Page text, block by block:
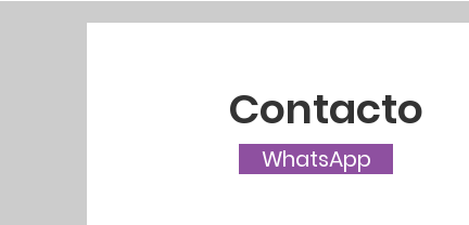
Contacto
WhatsApp